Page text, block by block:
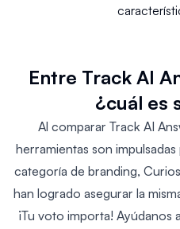
Entre Track AI
¿cuál es
Al comparar Track AI
herramientas son
categoría de branding,
han logrado asegurar la
¡Tu voto importa! Ayúdanos